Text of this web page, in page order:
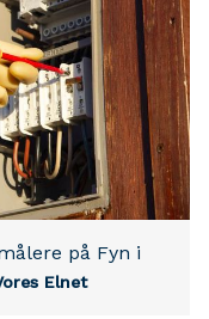
på Fyn i
Elnet